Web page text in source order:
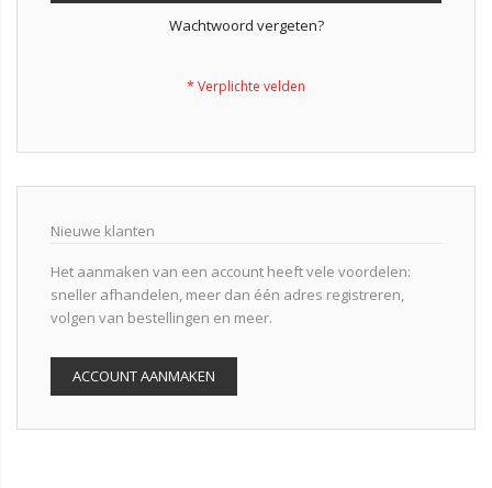
Wachtwoord vergeten?
Nieuwe klanten
Het aanmaken van een account heeft vele voordelen:
sneller afhandelen, meer dan één adres registreren,
volgen van bestellingen en meer.
ACCOUNT AANMAKEN